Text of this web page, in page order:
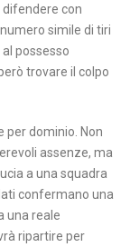
difendere con
simile di tiri
possesso
trovare il colpo
per dominio. Non
assenze, ma
a una squadra
confermano una
una reale
ripartire per